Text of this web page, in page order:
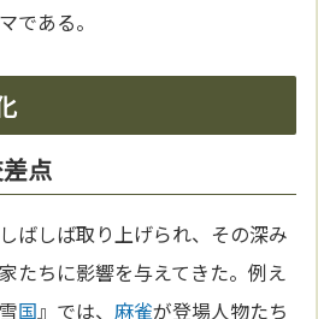
である。
点
ばしば取り上げられ、その深み
たちに影響を与えてきた。例え
国』では、麻雀が登場人物たち